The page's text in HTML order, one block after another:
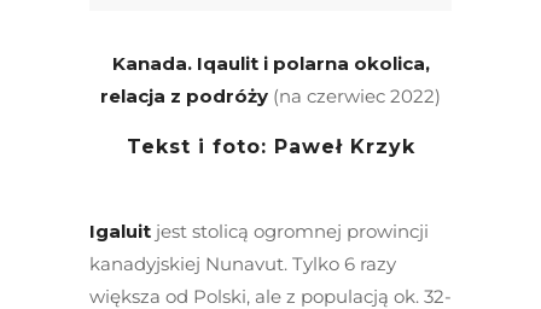
Kanada. Iqaulit i polarna okolica,
relacja z podróży (na czerwiec 2022)
Tekst i foto: Paweł Krzyk
Igaluit jest stolicą ogromnej prowincji
kanadyjskiej Nunavut. Tylko 6 razy
większa od Polski, ale z populacją ok. 32-